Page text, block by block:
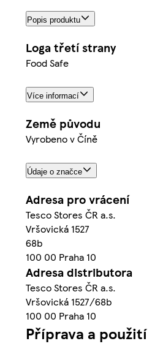
Popis produktu
Loga třetí strany
Food Safe
Více informací
Země původu
Vyrobeno v Číně
Údaje o značce
Adresa pro vrácení
Tesco Stores ČR a.s.
Vršovická 1527
68b
100 00 Praha 10
Adresa distributora
Tesco Stores ČR a.s.
Vršovická 1527/68b
100 00 Praha 10
Příprava a použití